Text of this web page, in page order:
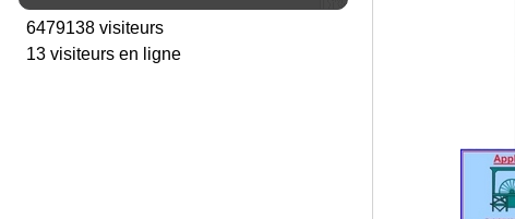
6479138 visiteurs
13 visiteurs en ligne